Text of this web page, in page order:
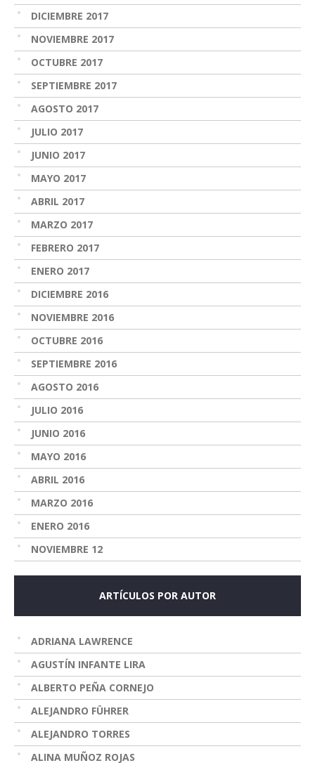
DICIEMBRE 2017
NOVIEMBRE 2017
OCTUBRE 2017
SEPTIEMBRE 2017
AGOSTO 2017
JULIO 2017
JUNIO 2017
MAYO 2017
ABRIL 2017
MARZO 2017
FEBRERO 2017
ENERO 2017
DICIEMBRE 2016
NOVIEMBRE 2016
OCTUBRE 2016
SEPTIEMBRE 2016
AGOSTO 2016
JULIO 2016
JUNIO 2016
MAYO 2016
ABRIL 2016
MARZO 2016
ENERO 2016
NOVIEMBRE 12
ARTÍCULOS POR AUTOR
ADRIANA LAWRENCE
AGUSTÍN INFANTE LIRA
ALBERTO PEÑA CORNEJO
ALEJANDRO FÜHRER
ALEJANDRO TORRES
ALINA MUÑOZ ROJAS